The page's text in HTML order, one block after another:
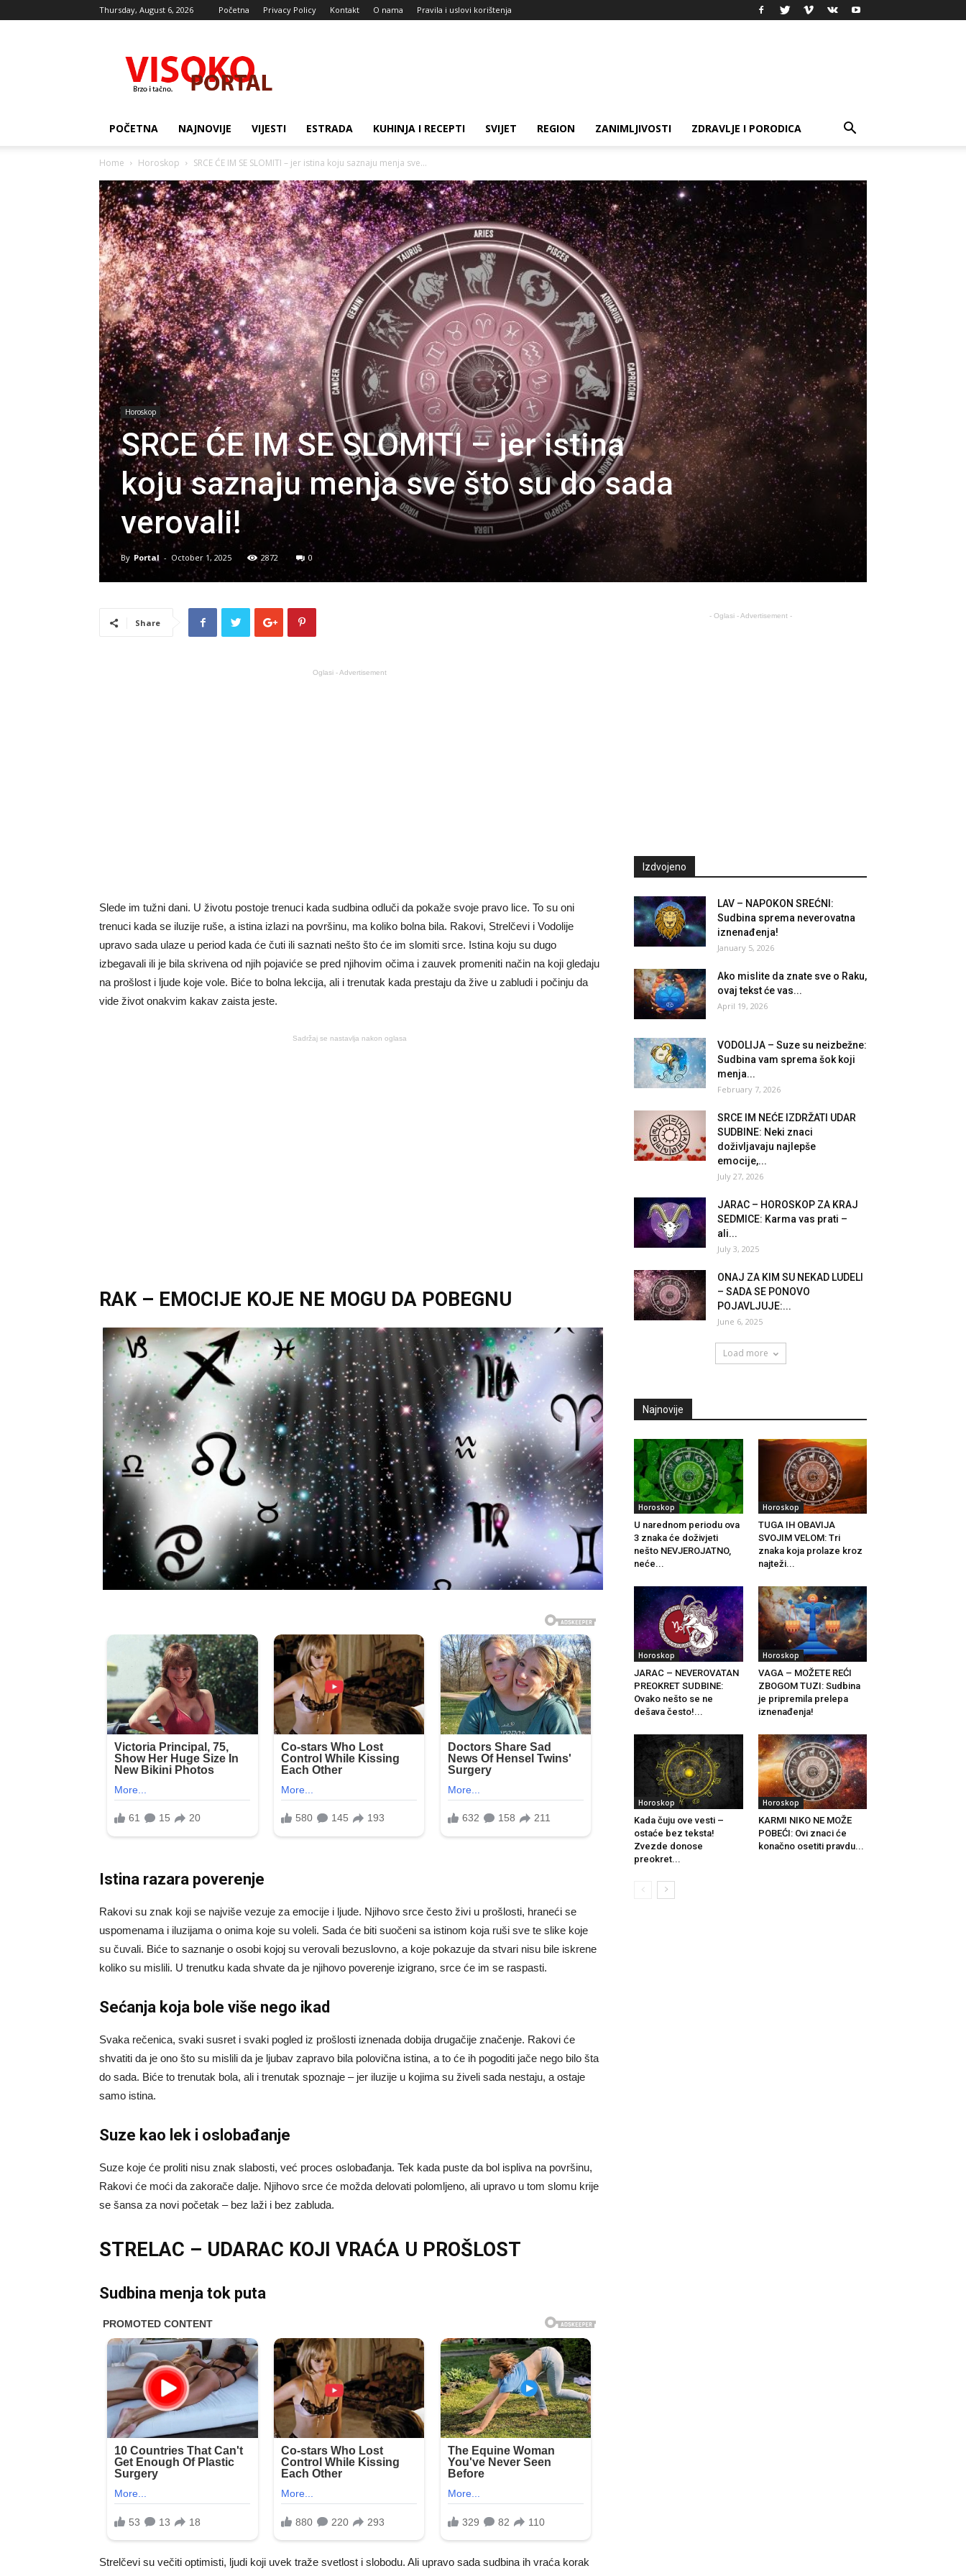
Thursday, August 6, 2026 Početna Privacy Policy Kontakt O nama Pravila i uslovi korištenja
portal
POČETNA NAJNOVIJE VIJESTI ESTRADA KUHINJA I RECEPTI SVIJET REGION ZANIMLJIVOSTI ZDRAVLJE I PORODICA
Home Horoskop SRCE ĆE IM SE SLOMITI – jer istina koju saznaju menja sve...
Horoskop
SRCE ĆE IM SE SLOMITI – jer istina
koju saznaju menja sve što su do sada
verovali!
By Portal - October 1, 2025 2872 0
Share
Oglasi - Advertisement
Slede im tužni dani. U životu postoje trenuci kada sudbina odluči da pokaže svoje pravo lice. To su oni
trenuci kada se iluzije ruše, a istina izlazi na površinu, ma koliko bolna bila. Rakovi, Strelčevi i Vodolije
upravo sada ulaze u period kada će čuti ili saznati nešto što će im slomiti srce. Istina koju su dugo
izbegavali ili je bila skrivena od njih pojaviće se pred njihovim očima i zauvek promeniti način na koji gledaju
na prošlost i ljude koje vole. Biće to bolna lekcija, ali i trenutak kada prestaju da žive u zabludi i počinju da
vide život onakvim kakav zaista jeste.
Sadržaj se nastavlja nakon oglasa
RAK – EMOCIJE KOJE NE MOGU DA POBEGNU
Istina razara poverenje
Rakovi su znak koji se najviše vezuje za emocije i ljude. Njihovo srce često živi u prošlosti, hraneći se
uspomenama i iluzijama o onima koje su voleli. Sada će biti suočeni sa istinom koja ruši sve te slike koje
su čuvali. Biće to saznanje o osobi kojoj su verovali bezuslovno, a koje pokazuje da stvari nisu bile iskrene
koliko su mislili. U trenutku kada shvate da je njihovo poverenje izigrano, srce će im se raspasti.
Sećanja koja bole više nego ikad
Svaka rečenica, svaki susret i svaki pogled iz prošlosti iznenada dobija drugačije značenje. Rakovi će
shvatiti da je ono što su mislili da je ljubav zapravo bila polovična istina, a to će ih pogoditi jače nego bilo šta
do sada. Biće to trenutak bola, ali i trenutak spoznaje – jer iluzije u kojima su živeli sada nestaju, a ostaje
samo istina.
Suze kao lek i oslobađanje
Suze koje će proliti nisu znak slabosti, već proces oslobađanja. Tek kada puste da bol ispliva na površinu,
Rakovi će moći da zakorače dalje. Njihovo srce će možda delovati polomljeno, ali upravo u tom slomu krije
se šansa za novi početak – bez laži i bez zabluda.
STRELAC – UDARAC KOJI VRAĆA U PROŠLOST
Sudbina menja tok puta
Strelčevi su večiti optimisti, ljudi koji uvek traže svetlost i slobodu. Ali upravo sada sudbina ih vraća korak
- Oglasi - Advertisement -
Izdvojeno
LAV – NAPOKON SREĆNI:
Sudbina sprema neverovatna
iznenađenja!
January 5, 2026
Ako mislite da znate sve o Raku,
ovaj tekst će vas...
April 19, 2026
VODOLIJA – Suze su neizbežne:
Sudbina vam sprema šok koji
menja...
February 7, 2026
SRCE IM NEĆE IZDRŽATI UDAR
SUDBINE: Neki znaci
doživljavaju najlepše
emocije,...
July 27, 2026
JARAC – HOROSKOP ZA KRAJ
SEDMICE: Karma vas prati –
ali...
July 3, 2025
ONAJ ZA KIM SU NEKAD LUDELI
– SADA SE PONOVO
POJAVLJUJE:...
June 6, 2025
Load more
Najnovije
Horoskop
U narednom periodu ova
3 znaka će doživjeti
nešto NEVJEROJATNO,
neće...
Horoskop
TUGA IH OBAVIJA
SVOJIM VELOM: Tri
znaka koja prolaze kroz
najteži...
Horoskop
JARAC – NEVEROVATAN
PREOKRET SUDBINE:
Ovako nešto se ne
dešava često!...
Horoskop
VAGA – MOŽETE REĆI
ZBOGOM TUZI: Sudbina
je pripremila prelepa
iznenađenja!
Horoskop
Kada čuju ove vesti –
ostaće bez teksta!
Zvezde donose
preokret...
Horoskop
KARMI NIKO NE MOŽE
POBEĆI: Ovi znaci će
konačno osetiti pravdu...